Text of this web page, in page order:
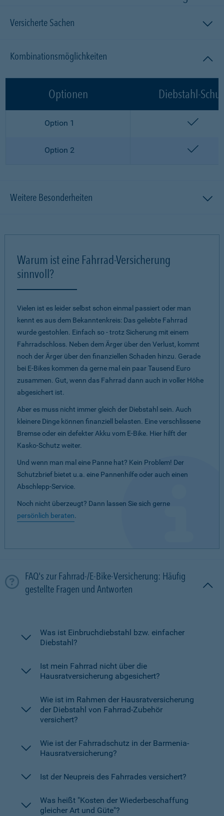
Versicherte Sachen
Kombinationsmöglichkeiten
Optionen Diebstahl-
Option 1
Option 2
Weitere Besonderheiten
Warum ist eine Fahrrad-Versicherung
sinnvoll?
Vielen ist es leider selbst schon einmal passiert oder man
kennt es aus dem Bekanntenkreis: Das geliebte Fahrrad
wurde gestohlen. Einfach so - trotz Sicherung mit einem
Fahrradschloss. Neben dem Ärger über den Verlust, kommt
noch der Ärger über den finanziellen Schaden hinzu. Gerade
bei E-Bikes kommen da gerne mal ein paar Tausend Euro
zusammen. Gut, wenn das Fahrrad dann auch in voller Höhe
abgesichert ist.
Aber es muss nicht immer gleich der Diebstahl sein. Auch
kleinere Dinge können finanziell belasten. Eine verschlissene
Bremse oder ein defekter Akku vom E-Bike. Hier hilft der
Kasko-Schutz weiter.
Und wenn man mal eine Panne hat? Kein Problem! Der
Schutzbrief bietet u.a. eine Pannenhilfe oder auch einen
Abschlepp-Service.
Noch nicht überzeugt? Dann lassen Sie sich gerne
persönlich beraten.
FAQ's zur Fahrrad-/E-Bike-Versicherung: Häufig
gestellte Fragen und Antworten
Was ist Einbruchdiebstahl bzw. einfacher
Diebstahl?
Ist mein Fahrrad nicht über die
Hausratversicherung abgesichert?
Wie ist im Rahmen der Hausratversicherung
der Diebstahl von Fahrrad-Zubehör
versichert?
Wie ist der Fahrradschutz in der Barmenia-
Hausratversicherung?
Ist der Neupreis des Fahrrades versichert?
Was heißt "Kosten der Wiederbeschaffung
gleicher Art und Güte"?